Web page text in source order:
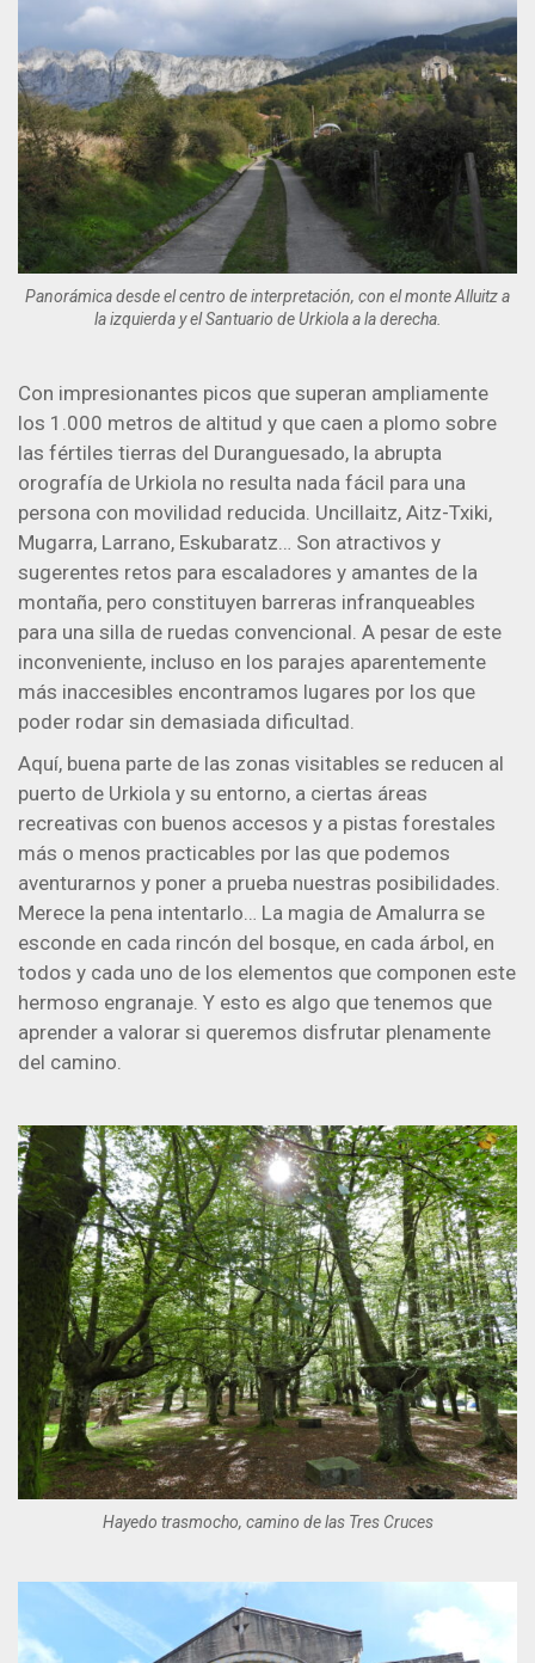
Panorámica desde el centro de interpretación, con el monte Alluitz a
la izquierda y el Santuario de Urkiola a la derecha.
Con impresionantes picos que superan ampliamente
los 1.000 metros de altitud y que caen a plomo sobre
las fértiles tierras del Duranguesado, la abrupta
orografía de Urkiola no resulta nada fácil para una
persona con movilidad reducida. Uncillaitz, Aitz-Txiki,
Mugarra, Larrano, Eskubaratz… Son atractivos y
sugerentes retos para escaladores y amantes de la
montaña, pero constituyen barreras infranqueables
para una silla de ruedas convencional. A pesar de este
inconveniente, incluso en los parajes aparentemente
más inaccesibles encontramos lugares por los que
poder rodar sin demasiada dificultad.
Aquí, buena parte de las zonas visitables se reducen al
puerto de Urkiola y su entorno, a ciertas áreas
recreativas con buenos accesos y a pistas forestales
más o menos practicables por las que podemos
aventurarnos y poner a prueba nuestras posibilidades.
Merece la pena intentarlo… La magia de Amalurra se
esconde en cada rincón del bosque, en cada árbol, en
todos y cada uno de los elementos que componen este
hermoso engranaje. Y esto es algo que tenemos que
aprender a valorar si queremos disfrutar plenamente
del camino.
Hayedo trasmocho, camino de las Tres Cruces